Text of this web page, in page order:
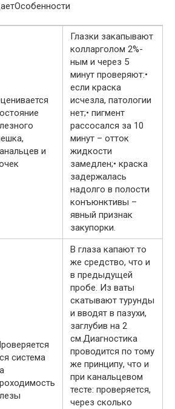
и
Глазки закапывают
колларголом 2%-
ным и через 5
минут проверяют:•
если краска
исчезла, патологии
нет;• пигмент
рассосался за 10
минут – отток
жидкости
замедлен;• краска
задержалась
надолго в полости
конъюнктивы –
явный признак
закупорки.
система
В глаза капают то
же средство, что и
в предыдущей
пробе. Из ваты
скатывают турунды
и вводят в пазухи,
заглубив на 2
см.Диагностика
проводится по тому
же принципу, что и
при канальцевом
тесте: проверяется,
через сколько